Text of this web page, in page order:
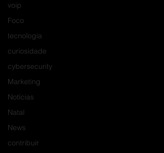
voip
Foco
tecnologia
curiosidade
cybersecurity
Marketing
Notícias
Natal
News
contribuir